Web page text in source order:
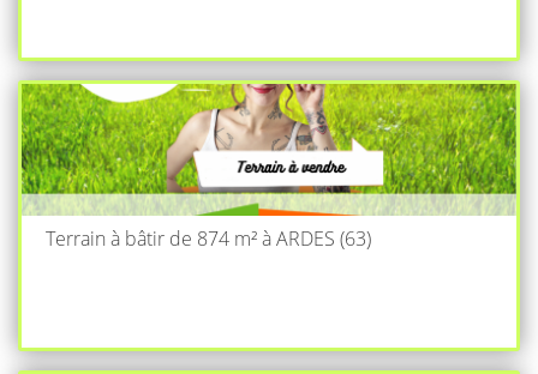
Terrain à bâtir de 874 m² à ARDES (63)